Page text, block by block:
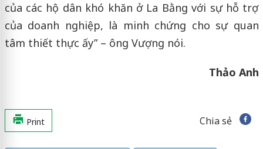
của các hộ dân khó khăn ở La Bằng với sự hỗ trợ
của doanh nghiệp, là minh chứng cho sự quan
tâm thiết thực ấy” – ông Vượng nói.
Thảo Anh
Print Chia sẻ